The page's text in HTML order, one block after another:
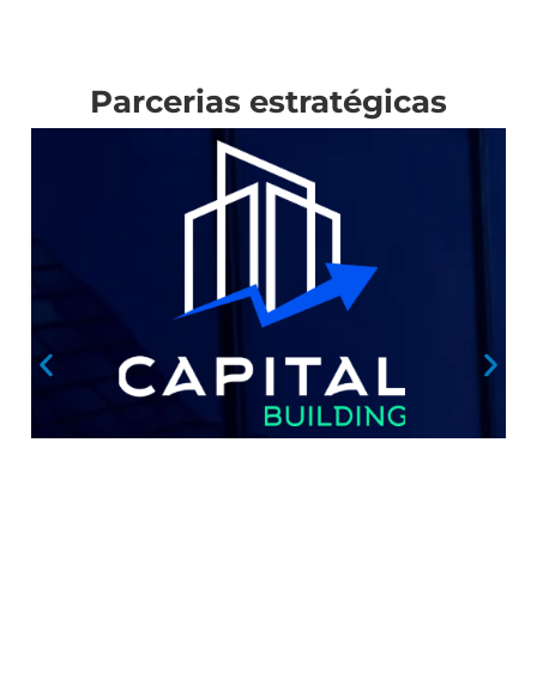
Parcerias estratégicas